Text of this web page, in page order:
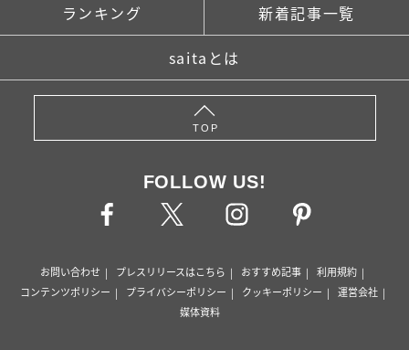
ランキング 新着記事一覧
saitaとは
TOP
FOLLOW US!
お問い合わせ プレスリリースはこちら おすすめ記事
利用規約
コンテンツポリシー
プライバシーポリシー クッキーポリシー
運営会社
媒体資料